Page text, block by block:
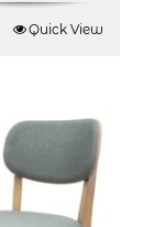
Quick View